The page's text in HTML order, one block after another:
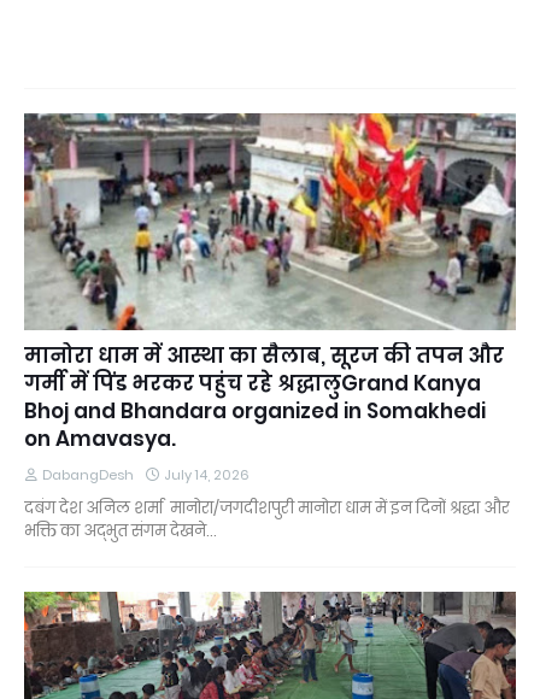
मानोरा धाम में आस्था का सैलाब, सूरज की तपन और
गर्मी में पिंड भरकर पहुंच रहे श्रद्धालुGrand Kanya
Bhoj and Bhandara organized in Somakhedi
on Amavasya.
DabangDesh July 14, 2026
दबंग देश अनिल शर्मा मानोरा/जगदीशपुरी मानोरा धाम में इन दिनों श्रद्धा और
भक्ति का अद्भुत संगम देखने…